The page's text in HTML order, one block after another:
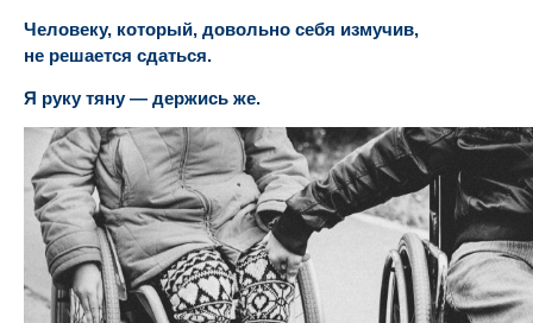
Человеку, который, довольно себя измучив,
не решается сдаться.
Я руку тяну — держись же.